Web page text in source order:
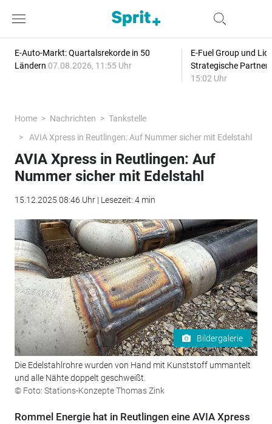
E-Auto-Markt: Quartalsrekorde in 50
Ländern 07.08.2026, 11:55 Uhr
E-Fuel Group und
Strategische
15:02 Uhr
Home Nachrichten
Tankstelle
AVIA Xpress in Reutlingen: Auf Nummer sicher mit Edelstahl
AVIA Xpress in Reutlingen: Auf
Nummer sicher mit Edelstahl
15.12.2025 08:46 Uhr | Lesezeit: 4 min
Bildergalerie
Die Edelstahlrohre wurden von Hand mit Kunststoff ummantelt
und alle Nähte doppelt geschweißt.
© Foto: Stations-Konzepte Thomas Zink
Rommel Energie hat in Reutlingen eine AVIA Xpress